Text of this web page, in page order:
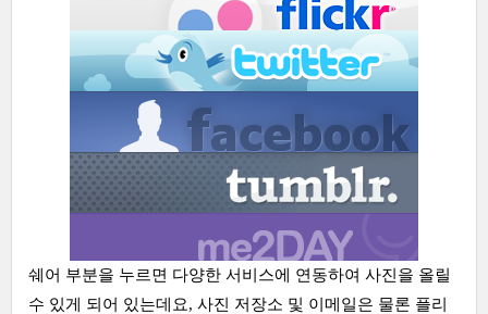
쉐어 부분을 누르면 다양한 서비스에 연동하여 사진을 올릴
수 있게 되어 있는데요, 사진 저장소 및 이메일은 물론 플리